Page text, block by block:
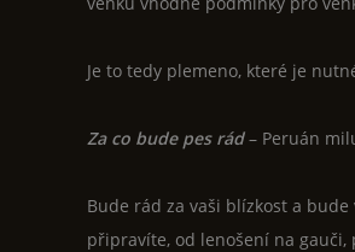
Je to tedy plemeno, které je
Za co bude pes rád– Peruán
Bude rád za vaši blízkost a
připravíte, od lenošení na